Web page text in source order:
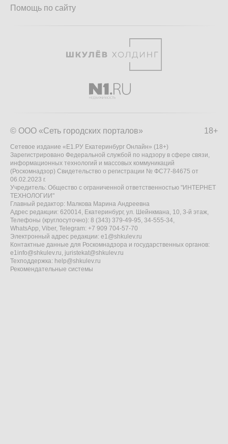
Помощь по сайту
18+
© ООО «Сеть городских порталов»
Сетевое издание «Е1.РУ Екатеринбург Онлайн» (18+)
Зарегистрировано Федеральной службой по надзору в сфере связи,
информационных технологий и массовых коммуникаций
(Роскомнадзор) Свидетельство о регистрации № ФС77-84675 от
06.02.2023 г.
Учредитель: Общество с ограниченной ответственностью "ИНТЕРНЕТ
ТЕХНОЛОГИИ"
Главный редактор: Малкова Марина Андреевна
Адрес редакции: 620014, Екатеринбург, ул. Шейнкмана, 10, 3-й этаж,
Телефоны (круглосуточно): 8 (343) 379-49-95, 34-555-34,
WhatsApp, Viber, Telegram: +7 909 704-57-70
Электронный адрес редакции: e1@shkulev.ru
Контактные данные для Роскомнадзора и государственных органов:
e1info@shkulev.ru, juristekat@shkulev.ru
Техподдержка: help@shkulev.ru
Рекомендательные системы